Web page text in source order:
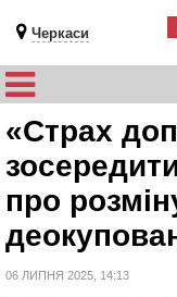
Черкаси
«Страх
про
06 ЛИПНЯ 2025, 14:13